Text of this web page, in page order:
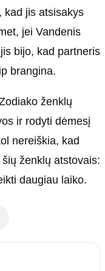
kad jis atsisakys
jei Vandenis
bijo, kad partneris
brangina.
ženklų
ir rodyti dėmesį
nereiškia, kad
ženklų atstovais:
daugiau laiko.